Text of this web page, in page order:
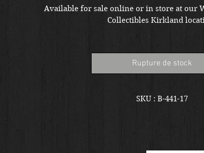
Available for sale online or in store at our
Collectibles Kirkland
Rupture de stock
SKU : B-441-17